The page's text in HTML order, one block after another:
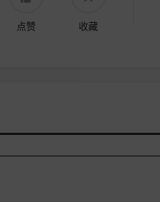
点赞 收藏